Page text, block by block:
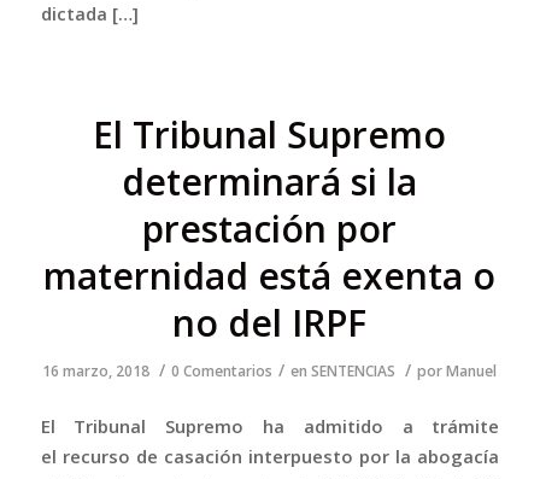
dictada […]
El Tribunal Supremo
determinará si la
prestación por
maternidad está exenta o
no del IRPF
16 marzo, 2018 / 0 Comentarios / enSENTENCIAS / porManuel
El Tribunal Supremo ha admitido a trámite
el recurso de casación interpuesto por la abogacía